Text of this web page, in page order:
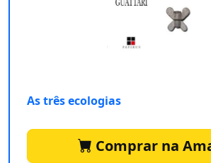
As três ecologias
Comprar na